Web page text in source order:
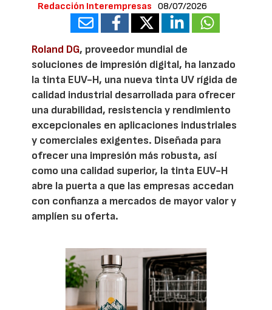
Redacción Interempresas 08/07/2026
Roland DG, proveedor mundial de
soluciones de impresión digital, ha lanzado
la tinta EUV-H, una nueva tinta UV rígida de
calidad industrial desarrollada para ofrecer
una durabilidad, resistencia y rendimiento
excepcionales en aplicaciones industriales
y comerciales exigentes. Diseñada para
ofrecer una impresión más robusta, así
como una calidad superior, la tinta EUV-H
abre la puerta a que las empresas accedan
con confianza a mercados de mayor valor y
amplíen su oferta.